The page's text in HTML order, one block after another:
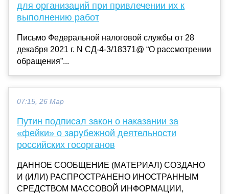
для организаций при привлечении их к
выполнению работ
Письмо Федеральной налоговой службы от 28
декабря 2021 г. N СД-4-3/18371@ “О рассмотрении
обращения”...
07:15, 26 Мар
Путин подписал закон о наказании за
«фейки» о зарубежной деятельности
российских госорганов
ДАННОЕ СООБЩЕНИЕ (МАТЕРИАЛ) СОЗДАНО
И (ИЛИ) РАСПРОСТРАНЕНО ИНОСТРАННЫМ
СРЕДСТВОМ МАССОВОЙ ИНФОРМАЦИИ,